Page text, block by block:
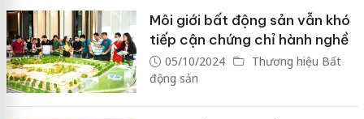
Môi giới bất động sản vẫn khó
tiếp cận chứng chỉ hành nghề
05/10/2024
Thương hiệu Bất
động sản